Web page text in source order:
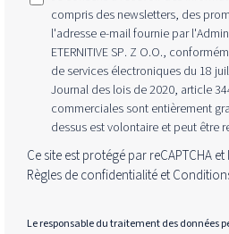
compris des newsletters, des
l'adresse e-mail fournie par
ETERNITIVE SP. Z O.O.,
de services électroniques du 18
Journal des lois de 2020, article
commerciales sont entièrement
dessus est volontaire et peut être
Ce site est protégé par reCAPTCHA et
Règles de confidentialitéet
Le responsable du traitement des données